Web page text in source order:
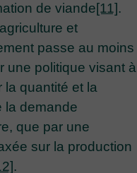
de viande[11].
et
passe au moins
une politique visant à
la quantité et la
la demande
que par une
sur la production
.